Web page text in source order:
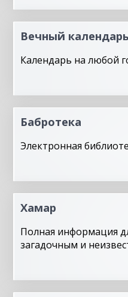
Вечный календарь
Календарь на любой
Бабротека
Электронная
Хамар
Полная информация
загадочным и